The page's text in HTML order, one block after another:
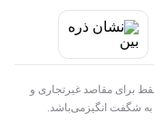
برای مقاصد غیرتجاری و
به شگفت انگیزمی‌باشد.